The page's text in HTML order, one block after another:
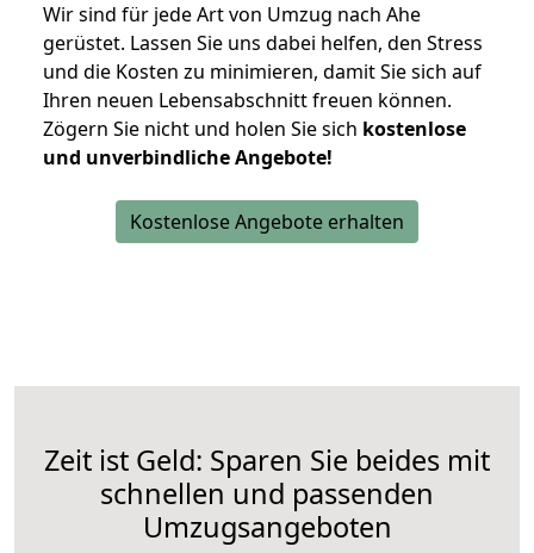
Wir sind für jede Art von Umzug nach Ahe
gerüstet. Lassen Sie uns dabei helfen, den Stress
und die Kosten zu minimieren, damit Sie sich auf
Ihren neuen Lebensabschnitt freuen können.
Zögern Sie nicht und holen Sie sich kostenlose
und unverbindliche Angebote!
Kostenlose Angebote erhalten
Zeit ist Geld: Sparen Sie beides mit
schnellen und passenden
Umzugsangeboten